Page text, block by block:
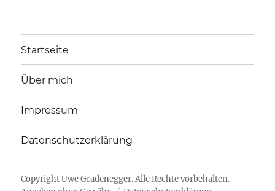
Startseite
Über mich
Impressum
Datenschutzerklärung
CopyrightUwe Gradenegger. Alle Rechte vorbehalten.